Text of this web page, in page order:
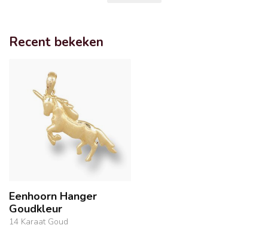
Recent bekeken
Eenhoorn Hanger
Goudkleur
14 Karaat Goud